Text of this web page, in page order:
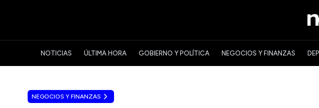
NOTICIAS ÚLTIMA HORA GOBIERNO Y POLÍTICA NEGOCIOS Y FINANZAS
NEGOCIOS Y FINANZAS